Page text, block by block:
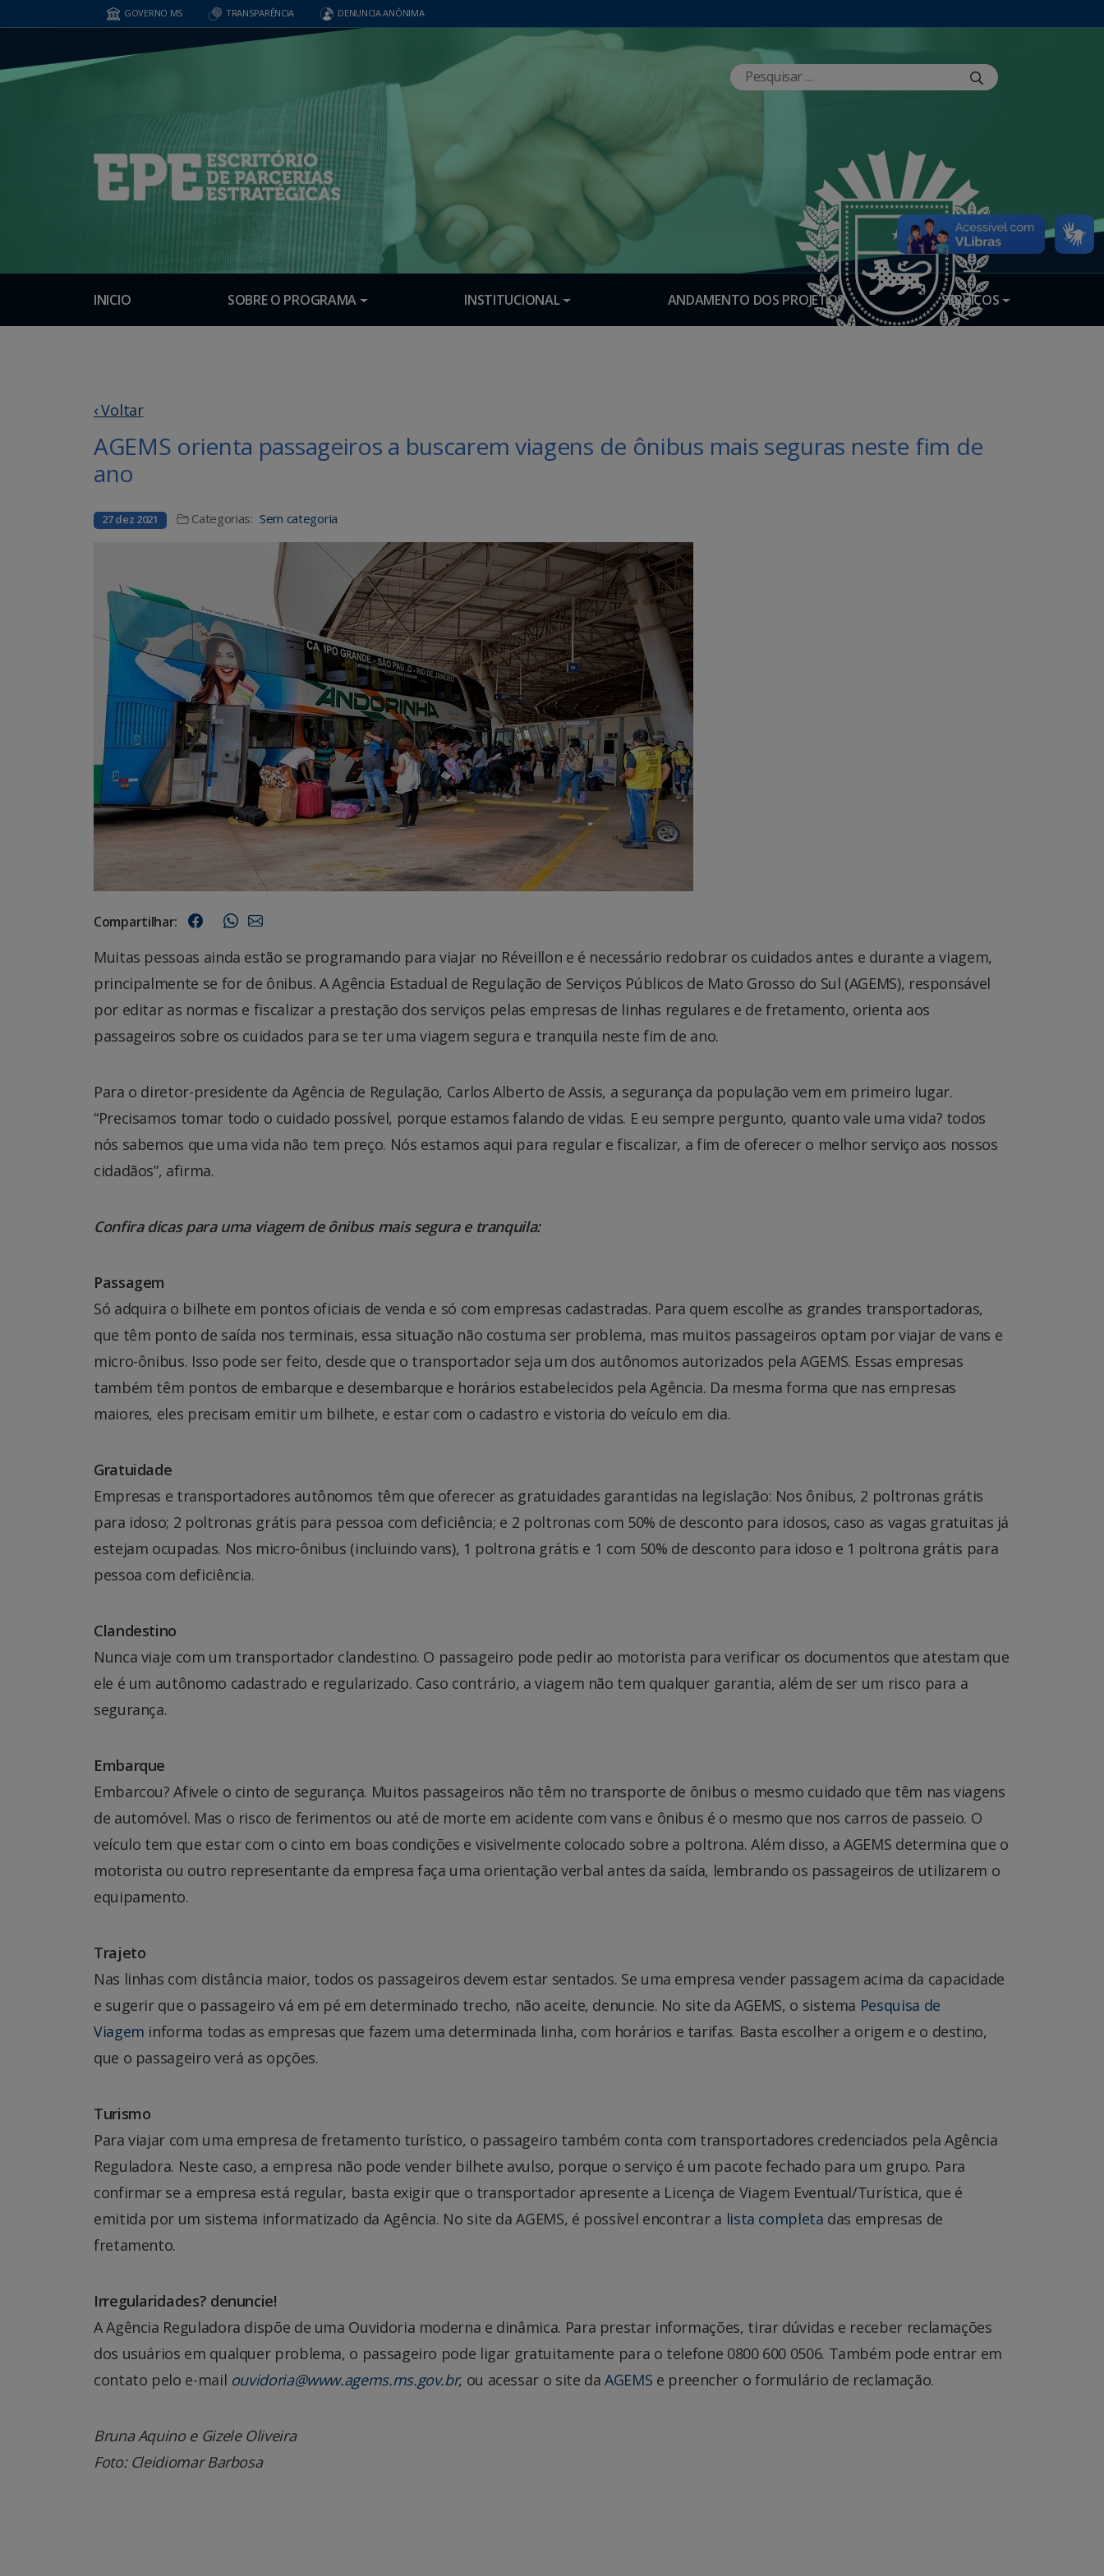
GOVERNO MS TRANSPARÊNCIA DENUNCIA ANÔNIMA
INICIO SOBRE O PROGRAMA INSTITUCIONAL ANDAMENTO DOS PROJETOS SERVIÇOS
‹ Voltar
AGEMS orienta passageiros a buscarem viagens de ônibus mais seguras neste fim de
ano
27 dez 2021 Categorias: Sem categoria
Compartilhar:
Muitas pessoas ainda estão se programando para viajar no Réveillon e é necessário redobrar os cuidados antes e durante a viagem,
principalmente se for de ônibus. A Agência Estadual de Regulação de Serviços Públicos de Mato Grosso do Sul (AGEMS), responsável
por editar as normas e fiscalizar a prestação dos serviços pelas empresas de linhas regulares e de fretamento, orienta aos
passageiros sobre os cuidados para se ter uma viagem segura e tranquila neste fim de ano.
Para o diretor-presidente da Agência de Regulação, Carlos Alberto de Assis, a segurança da população vem em primeiro lugar.
“Precisamos tomar todo o cuidado possível, porque estamos falando de vidas. E eu sempre pergunto, quanto vale uma vida? todos
nós sabemos que uma vida não tem preço. Nós estamos aqui para regular e fiscalizar, a fim de oferecer o melhor serviço aos nossos
cidadãos”, afirma.
Confira dicas para uma viagem de ônibus mais segura e tranquila:
Passagem
Só adquira o bilhete em pontos oficiais de venda e só com empresas cadastradas. Para quem escolhe as grandes transportadoras,
que têm ponto de saída nos terminais, essa situação não costuma ser problema, mas muitos passageiros optam por viajar de vans e
micro-ônibus. Isso pode ser feito, desde que o transportador seja um dos autônomos autorizados pela AGEMS. Essas empresas
também têm pontos de embarque e desembarque e horários estabelecidos pela Agência. Da mesma forma que nas empresas
maiores, eles precisam emitir um bilhete, e estar com o cadastro e vistoria do veículo em dia.
Gratuidade
Empresas e transportadores autônomos têm que oferecer as gratuidades garantidas na legislação: Nos ônibus, 2 poltronas grátis
para idoso; 2 poltronas grátis para pessoa com deficiência; e 2 poltronas com 50% de desconto para idosos, caso as vagas gratuitas já
estejam ocupadas. Nos micro-ônibus (incluindo vans), 1 poltrona grátis e 1 com 50% de desconto para idoso e 1 poltrona grátis para
pessoa com deficiência.
Clandestino
Nunca viaje com um transportador clandestino. O passageiro pode pedir ao motorista para verificar os documentos que atestam que
ele é um autônomo cadastrado e regularizado. Caso contrário, a viagem não tem qualquer garantia, além de ser um risco para a
segurança.
Embarque
Embarcou? Afivele o cinto de segurança. Muitos passageiros não têm no transporte de ônibus o mesmo cuidado que têm nas viagens
de automóvel. Mas o risco de ferimentos ou até de morte em acidente com vans e ônibus é o mesmo que nos carros de passeio. O
veículo tem que estar com o cinto em boas condições e visivelmente colocado sobre a poltrona. Além disso, a AGEMS determina que o
motorista ou outro representante da empresa faça uma orientação verbal antes da saída, lembrando os passageiros de utilizarem o
equipamento.
Trajeto
Nas linhas com distância maior, todos os passageiros devem estar sentados. Se uma empresa vender passagem acima da capacidade
e sugerir que o passageiro vá em pé em determinado trecho, não aceite, denuncie. No site da AGEMS, o sistema Pesquisa de
Viagem informa todas as empresas que fazem uma determinada linha, com horários e tarifas. Basta escolher a origem e o destino,
que o passageiro verá as opções.
Turismo
Para viajar com uma empresa de fretamento turístico, o passageiro também conta com transportadores credenciados pela Agência
Reguladora. Neste caso, a empresa não pode vender bilhete avulso, porque o serviço é um pacote fechado para um grupo. Para
confirmar se a empresa está regular, basta exigir que o transportador apresente a Licença de Viagem Eventual/Turística, que é
emitida por um sistema informatizado da Agência. No site da AGEMS, é possível encontrar a lista completa das empresas de
fretamento.
Irregularidades? denuncie!
A Agência Reguladora dispõe de uma Ouvidoria moderna e dinâmica. Para prestar informações, tirar dúvidas e receber reclamações
dos usuários em qualquer problema, o passageiro pode ligar gratuitamente para o telefone 0800 600 0506. Também pode entrar em
contato pelo e-mail ouvidoria@www.agems.ms.gov.br, ou acessar o site daAGEMS e preencher o formulário de reclamação.
Bruna Aquino e Gizele Oliveira
Foto: Cleidiomar Barbosa